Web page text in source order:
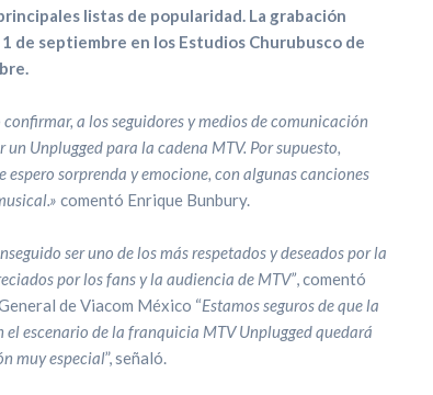
listas de popularidad. La grabación
de septiembre en los Estudios Churubusco de
a los seguidores y medios de comunicación
Unplugged para la cadena MTV. Por supuesto,
sorprenda y emocione, con algunas canciones
comentó Enrique Bunbury.
ser uno de los más respetados y deseados por la
por los fans y la audiencia de MTV”,comentó
de Viacom México “Estamos seguros de que la
escenario de la franquicia MTV Unplugged quedará
muy especial”, señaló.